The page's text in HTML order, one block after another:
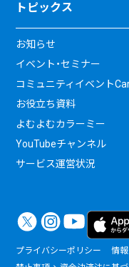
トピックス
お知らせ
イベント・セミナー
コミュニティイベント
お役立ち資料
よむよむカラーミー
YouTubeチャンネル
サービス運営状況
プライバシーポリシー 情